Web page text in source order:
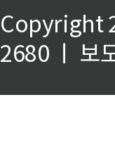
Copyright
2680 ㅣ 보